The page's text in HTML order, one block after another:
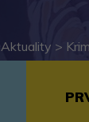
Aktuality >